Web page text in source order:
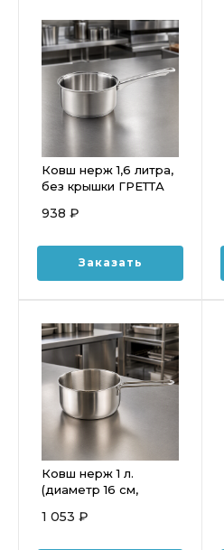
Ковш нерж 1,6 литра,
без крышки ГРЕТТА
938 ₽
Заказать
Ковш нерж 1 л.
(диаметр 16 см,
1 053 ₽